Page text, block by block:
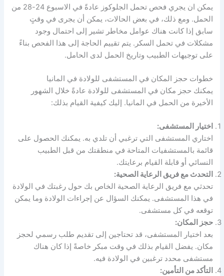
يمكن ان يجري فحص تحمل الجلوكوز عادةً في الاسبوع 24-28 من
الحمل. ومع ذلك، في بعض الحالات، يمكن أن يجرى في وقتٍ
سابق إذا كانت هناك عوامل مخاطر تشير إلى احتمال وجود
مشكلات في تحمل السكر. يتم تقييم الحاجة إلى هذا الفحص بناءً
على توجيهات الطبيب وتاريخ الحمل لدى الحامل.
خطوات حجز المكان في المستشفى للولادة في المانيا
يمكنك حجز مكان في المستشفى للولادة عادةً خلال الشهور
الأخيرة من الحمل في المانيا. إليك كيفية القيام بذلك:
اختيار المستشفى:
اختاري المستشفى التي ترغبي أن تلدي به. يمكنك الحصول على
قائمة بالمستشفيات المتاحة في منطقتك من قبل الطبيب
النسائي أو قابلة القيام برعايتك.
التحدث مع فريق الرعاية الصحية:
تحدثي مع فريق الرعاية الصحية الخاص بك حول رغبتك في الولادة
في هذا المستشفى. يمكنك السؤال عن إجراءات الولادة وما يمكن
توقعه في كل مستشفى.
حجز المكان:
بعد اختيار المستشفى، قد تحتاجين إلى تقديم طلب رسمي لحجز
مكان. يفضل القيام بذلك في وقت مبكر خاصةً إذا كان هناك
مستشفى محدد ترغبين في الولادة فيه.
التأكد من التأمين: